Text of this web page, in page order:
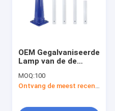
OEM Gegalvaniseerde
Lamp van de de
Lichte Q235 van de
Staal Zonnestraat
MOQ:100